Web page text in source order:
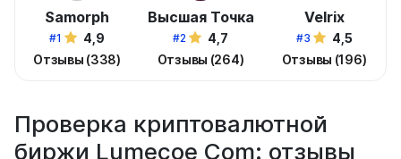
Samorph
#1
4,9
Отзывы (338)
Высшая Точка
#2
4,7
Отзывы (264)
Velrix
#3
4,5
Отзывы (196)
Проверка криптовалютной
биржи Lumecoe Com: отзывы